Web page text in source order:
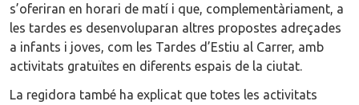
s’oferiran en horari de matí i que, complementàriament, a
les tardes es desenvoluparan altres propostes adreçades
a infants i joves, com les Tardes d’Estiu al Carrer, amb
activitats gratuïtes en diferents espais de la ciutat.
La regidora també ha explicat que totes les activitats